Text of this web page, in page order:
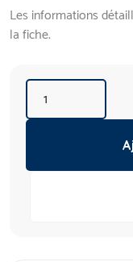
Les informations
la fiche.